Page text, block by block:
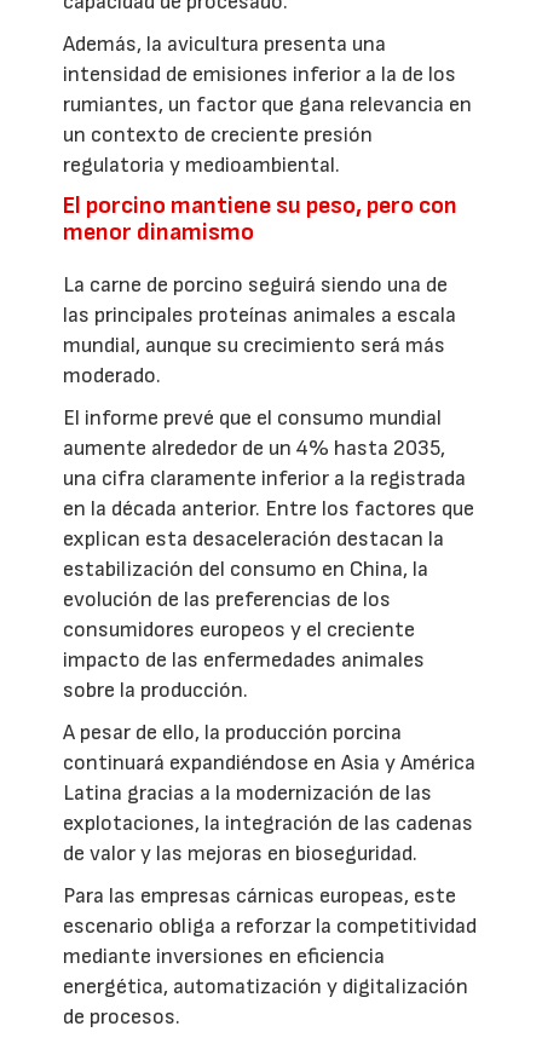
Además, la avicultura presenta una
intensidad de emisiones inferior a la de los
rumiantes, un factor que gana relevancia en
un contexto de creciente presión
regulatoria y medioambiental.
El porcino mantiene su peso, pero con
menor dinamismo
La carne de porcino seguirá siendo una de
las principales proteínas animales a escala
mundial, aunque su crecimiento será más
moderado.
El informe prevé que el consumo mundial
aumente alrededor de un 4% hasta 2035,
una cifra claramente inferior a la registrada
en la década anterior. Entre los factores que
explican esta desaceleración destacan la
estabilización del consumo en China, la
evolución de las preferencias de los
consumidores europeos y el creciente
impacto de las enfermedades animales
sobre la producción.
A pesar de ello, la producción porcina
continuará expandiéndose en Asia y América
Latina gracias a la modernización de las
explotaciones, la integración de las cadenas
de valor y las mejoras en bioseguridad.
Para las empresas cárnicas europeas, este
escenario obliga a reforzar la competitividad
mediante inversiones en eficiencia
energética, automatización y digitalización
de procesos.